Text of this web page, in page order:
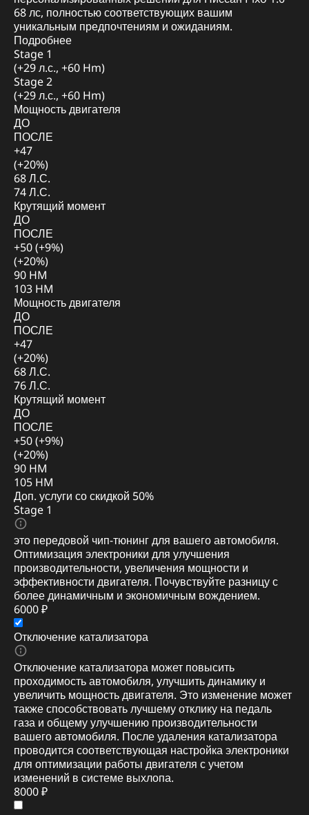
68 лс, полностью соответствующих вашим
уникальным предпочтениям и ожиданиям.
Подробнее
Stage 1
(+29 л.с., +60 Hm)
Stage 2
(+29 л.с., +60 Hm)
Мощность двигателя
ДО
ПОСЛЕ
+47
(+20%)
68 Л.С.
74 Л.С.
Крутящий момент
ДО
ПОСЛЕ
+50 (+9%)
(+20%)
90 HM
103 HM
Мощность двигателя
ДО
ПОСЛЕ
+47
(+20%)
68 Л.С.
76 Л.С.
Крутящий момент
ДО
ПОСЛЕ
+50 (+9%)
(+20%)
90 HM
105 HM
Доп. услуги со скидкой 50%
Stage 1
это передовой чип-тюнинг для вашего автомобиля.
Оптимизация электроники для улучшения
производительности, увеличения мощности и
эффективности двигателя. Почувствуйте разницу с
более динамичным и экономичным вождением.
6000 ₽
Отключение катализатора
Отключение катализатора может повысить
проходимость автомобиля, улучшить динамику и
увеличить мощность двигателя. Это изменение может
также способствовать лучшему отклику на педаль
газа и общему улучшению производительности
вашего автомобиля. После удаления катализатора
проводится соответствующая настройка электроники
для оптимизации работы двигателя с учетом
изменений в системе выхлопа.
8000 ₽